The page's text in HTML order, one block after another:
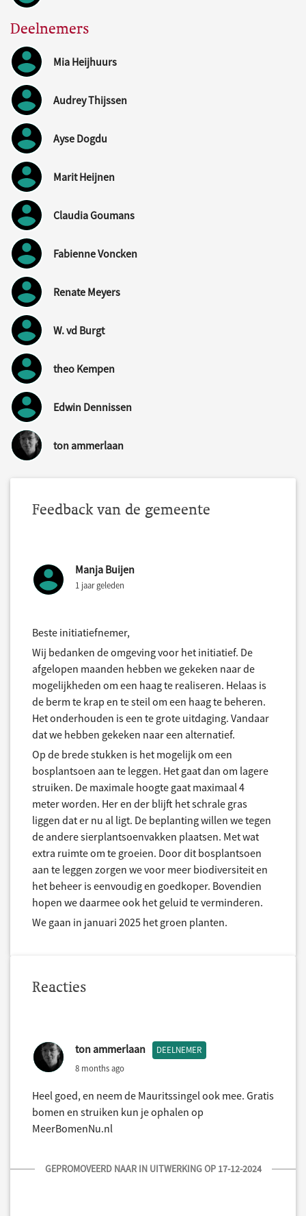
Deelnemers
Mia Heijhuurs
Audrey Thijssen
Ayse Dogdu
Marit Heijnen
Claudia Goumans
Fabienne Voncken
Renate Meyers
W. vd Burgt
theo Kempen
Edwin Dennissen
ton ammerlaan
Feedback van de gemeente
Manja Buijen
1 jaar geleden
Beste initiatiefnemer,
Wij bedanken de omgeving voor het initiatief. De
afgelopen maanden hebben we gekeken naar de
mogelijkheden om een haag te realiseren. Helaas is
de berm te krap en te steil om een haag te beheren.
Het onderhouden is een te grote uitdaging. Vandaar
dat we hebben gekeken naar een alternatief.
Op de brede stukken is het mogelijk om een
bosplantsoen aan te leggen. Het gaat dan om lagere
struiken. De maximale hoogte gaat maximaal 4
meter worden. Her en der blijft het schrale gras
liggen dat er nu al ligt. De beplanting willen we tegen
de andere sierplantsoenvakken plaatsen. Met wat
extra ruimte om te groeien. Door dit bosplantsoen
aan te leggen zorgen we voor meer biodiversiteit en
het beheer is eenvoudig en goedkoper. Bovendien
hopen we daarmee ook het geluid te verminderen.
We gaan in januari 2025 het groen planten.
Reacties
ton ammerlaan DEELNEMER
8 months ago
Heel goed, en neem de Mauritssingel ook mee. Gratis
bomen en struiken kun je ophalen op
MeerBomenNu.nl
GEPROMOVEERD NAAR IN UITWERKING OP 17-12-2024